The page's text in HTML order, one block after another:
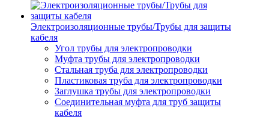
Электроизоляционные трубы/Трубы для защиты
кабеля
Угол трубы для электропроводки
Муфта трубы для электропроводки
Стальная труба для электропроводки
Пластиковая труба для электропроводки
Заглушка трубы для электропроводки
Соединительная муфта для труб защиты
кабеля